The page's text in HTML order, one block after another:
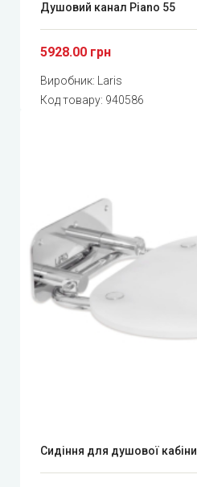
Душовий канал Piano 55
5928.00 грн
Виробник:
Laris
Код товару: 940586
Сидіння для душової кабіни